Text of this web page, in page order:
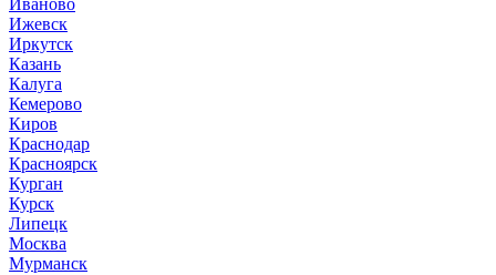
Иваново
Ижевск
Иркутск
Казань
Калуга
Кемерово
Киров
Краснодар
Красноярск
Курган
Курск
Липецк
Москва
Мурманск